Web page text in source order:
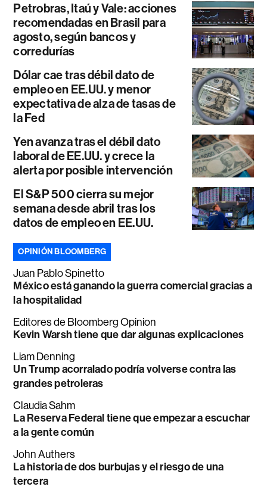
Petrobras, Itaú y Vale: acciones
recomendadas en Brasil para
agosto, según bancos y
corredurías
Dólar cae tras débil dato de
empleo en EE.UU. y menor
expectativa de alza de tasas de
la Fed
Yen avanza tras el débil dato
laboral de EE.UU. y crece la
alerta por posible intervención
El S&P 500 cierra su mejor
semana desde abril tras los
datos de empleo en EE.UU.
OPINIÓN BLOOMBERG
Juan Pablo Spinetto
México está ganando la guerra comercial gracias a
la hospitalidad
Editores de Bloomberg Opinion
Kevin Warsh tiene que dar algunas explicaciones
Liam Denning
Un Trump acorralado podría volverse contra las
grandes petroleras
Claudia Sahm
La Reserva Federal tiene que empezar a escuchar
a la gente común
John Authers
La historia de dos burbujas y el riesgo de una
tercera